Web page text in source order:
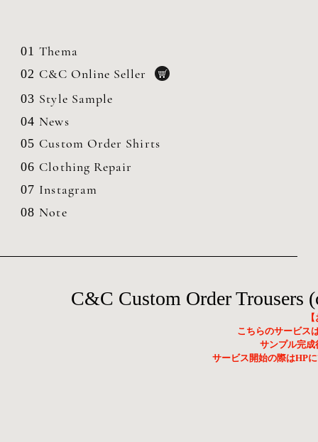
01 Thema
02 C&C Online Seller
03 Style Sample
04 News
05 Custom Order Shirts
06 Clothing Repair
07 Instagram
08 Note
C&C Custom Order Trousers
こちらのサービス
サンプル完成
サービス開始の際はHP